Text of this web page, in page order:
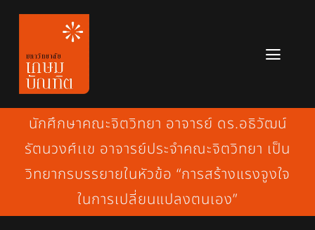
Skip
content
หลักสูตร
ข่าวสาร
เกี่ยวกับมหาวิทยาลัย
ติดต่อเรา
นักศึกษาคณะจิตวิทยา อาจารย์ ดร.อธิวัฒน์
รัตนวงศ์เเข อาจารย์ประจำคณะจิตวิทยา เป็น
วิทยากรบรรยายในหัวข้อ “การสร้างแรงจูงใจ
ในการเปลี่ยนแปลงตนเอง”